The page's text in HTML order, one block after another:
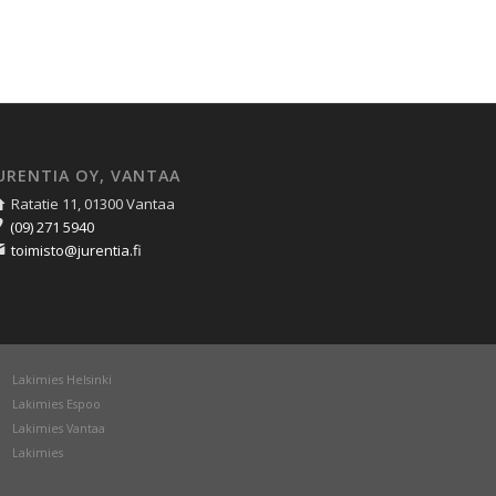
OY, VANTAA
Ratatie 11, 01300 Vantaa
(09) 271 5940
toimisto@jurentia.fi
Lakimies Helsinki
Lakimies Espoo
Lakimies Vantaa
Lakimies